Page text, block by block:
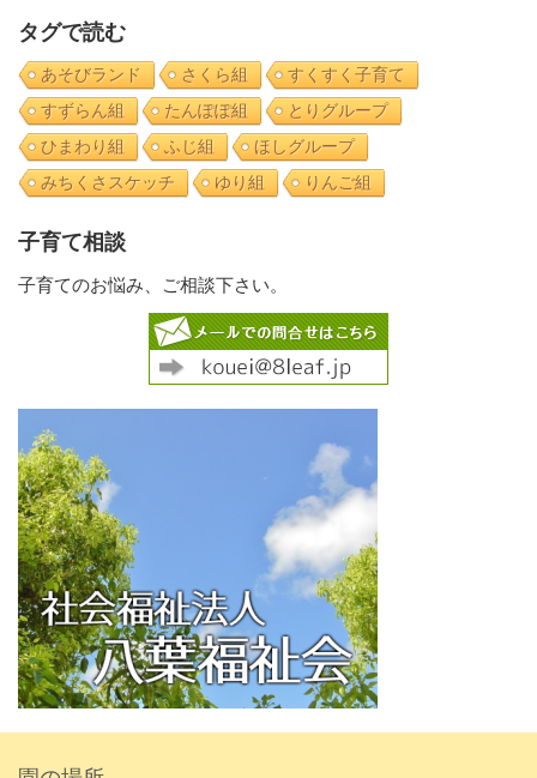
タグで読む
あそびランド さくら組
すくすく子育て
すずらん組
たんぽぽ組
とりグループ
ひまわり組
ふじ組
ほしグループ
みちくさスケッチ
ゆり組 りんご組
子育て相談
子育てのお悩み、ご相談下さい。